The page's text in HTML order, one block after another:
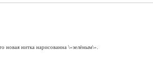
новая нитка нарисованна \»зелёным\».